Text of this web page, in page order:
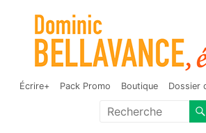
contenu
Dominic
écrivain
Auteur de fantasy, d'humour et
Écrire+ Pack Promo Boutique Dossier